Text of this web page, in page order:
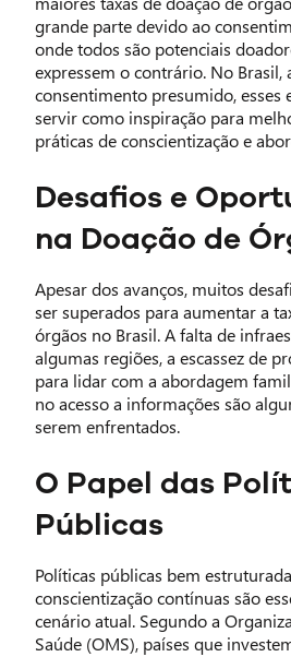
grande parte devido ao
onde todos são potenciais
expressem o contrário. No Brasil,
consentimento presumido, esses
servir como inspiração para
práticas de conscientização e
Desafios e
na Doação de
Apesar dos avanços, muitos
ser superados para aumentar a
órgãos no Brasil. A falta de
algumas regiões, a escassez de
para lidar com a abordagem
no acesso a informações são
serem enfrentados.
O Papel das
Públicas
Políticas públicas bem
conscientização contínuas são
cenário atual. Segundo a
Saúde (OMS), países que